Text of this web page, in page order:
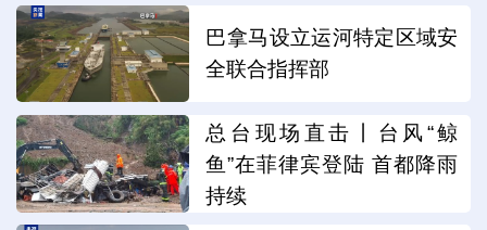
巴拿马设立运河特定区域安
全联合指挥部
总台现场直击丨台风“鲸
鱼”在菲律宾登陆 首都降雨
持续